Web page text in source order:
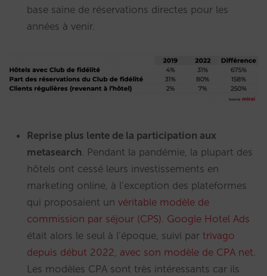
base saine de réservations directes pour les
années à venir.
Reprise plus lente de la participation aux
metasearch. Pendant la pandémie, la plupart des
hôtels ont cessé leurs investissements en
marketing online, à l’exception des plateformes
qui proposaient un véritable modèle de
commission par séjour (CPS). Google Hotel Ads
était alors le seul à l’époque, suivi par trivago
depuis début 2022, avec son modèle de CPA net.
Les modèles CPA sont très intéressants car ils